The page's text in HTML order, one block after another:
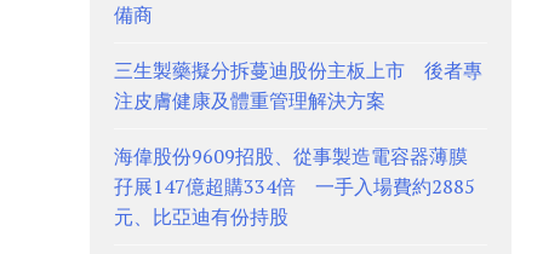
備商
三生製藥擬分拆蔓迪股份主板上市 後者專
注皮膚健康及體重管理解決方案
海偉股份9609招股、從事製造電容器薄膜
孖展147億超購334倍 一手入場費約2885
元、比亞迪有份持股